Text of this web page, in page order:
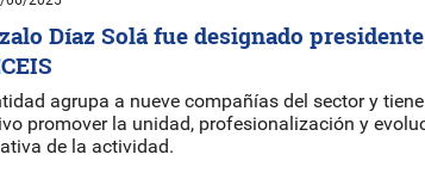
Díaz Solá fue designado
agrupa a nueve compañías del sector y
promover la unidad, profesionalización y
de la actividad.